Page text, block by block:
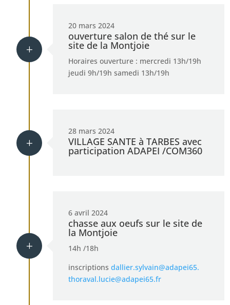
L
20 mars 2024
ouverture salon de thé sur le
site de la Montjoie
Horaires ouverture : mercredi 13h/19h
jeudi 9h/19h samedi 13h/19h
L
28 mars 2024
VILLAGE SANTE à TARBES avec
participation ADAPEI /COM360
L
6 avril 2024
chasse aux oeufs sur le site de
la Montjoie
14h /18h
inscriptionsdallier.sylvain@adapei65.
thoraval.lucie@adapei65.fr